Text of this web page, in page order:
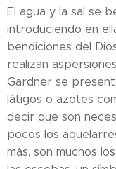
El agua y la sal se
introduciendo en
bendiciones del
realizan
Gardner se
látigos o azotes
decir que son
pocos los
más, son muchos